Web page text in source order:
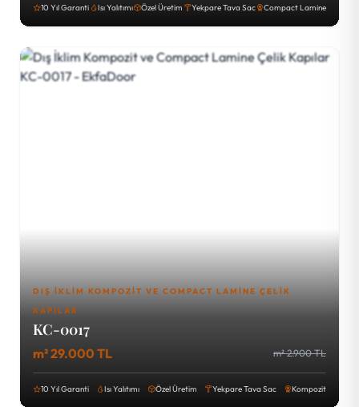
10 Yıl Garanti Isı Yalıtımı Özel Üretim Yekpare Tava Sac Compact Lamine
DIŞ İKLIM KOMPOZIT VE COMPACT LAMINE ÇELIK
KAPILAR
KC-0017
m² 29.000 TL m² 2.900 TL
10 Yıl Garanti Isı Yalıtımı Özel Üretim Yekpare Tava Sac Kompozit